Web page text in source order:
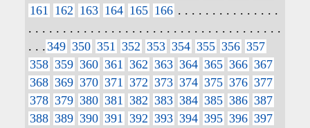
161
162 163 164 165 166 . . . . . . . . . . . . . . .
. . . . . . . . . . . . . . . . . . . . . . . . . . . . . . . . . . . . .
. . .349 350 351 352 353 354 355 356 357
358 359 360 361 362 363 364 365 366 367
368 369 370 371 372 373 374 375 376 377
378 379 380 381 382 383 384 385 386 387
388 389 390 391 392 393 394 395 396 397